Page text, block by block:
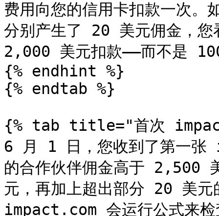
费用向您的信用卡扣款一次
分别产生了 20 美元佣金，
2,000 美元扣款——而不是
{% endhint %}
{% endtab %}
{% tab title="首次
6 月 1 日，您收到了第一张
的合作伙伴佣金高于 2,500
元，再加上超出部分 20 美
impact.com 会运行公式来检